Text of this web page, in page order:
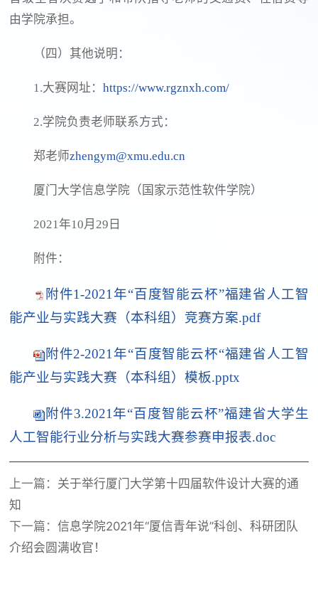
由学院承担。
（四）其他说明：
1.大赛网址：https://www.rgznxh.com/
2.学院负责老师联系方式：
郑老师zhengym@xmu.edu.cn
厦门大学信息学院（国家示范性软件学院）
2021年10月29日
附件：
附件1-2021年“百度智能云杯”福建省人工智
能产业与实践大赛（本科组）竞赛方案.pdf
附件2-2021年“百度智能云杯“福建省人工智
能产业与实践大赛（本科组）模板.pptx
附件3.2021年“百度智能云杯”福建省大学生
人工智能行业分析与实践大赛参赛申报表.doc
上一篇： 关于举行厦门大学第十四届软件设计大赛的通
知
下一篇：信息学院2021年“厦信青年说”科创、科研团队
介绍会圆满收官！